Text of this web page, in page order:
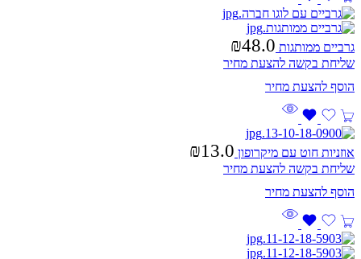
גרביים ממותגות ₪48.0
שליחת בקשה להצעת מחיר
אוזניות חוט עם מיקרופון ₪13.0
שליחת בקשה להצעת מחיר